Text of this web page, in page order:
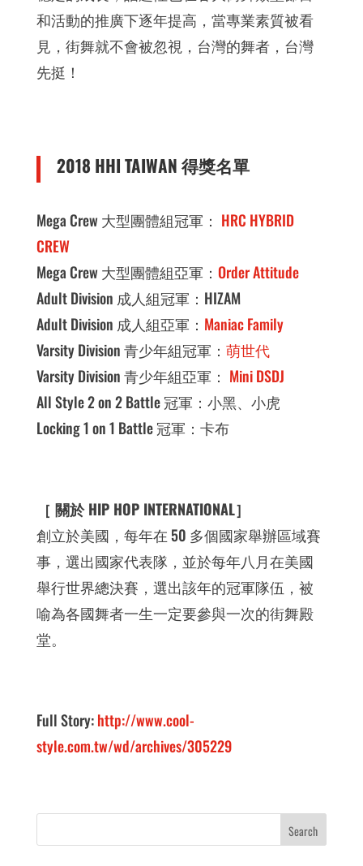
和活動的推廣下逐年提高，當專業素質被看
見，街舞就不會被忽視，台灣的舞者，台灣
先挺！
2018 HHI TAIWAN 得獎名單
Mega Crew 大型團體組冠軍： HRC HYBRID
CREW
Mega Crew 大型團體組亞軍： Order Attitude
Adult Division 成人組冠軍：HIZAM
Adult Division 成人組亞軍： Maniac Family
Varsity Division 青少年組冠軍： 萌世代
Varsity Division 青少年組亞軍： Mini DSDJ
All Style 2 on 2 Battle 冠軍：小黑、小虎
Locking 1 on 1 Battle 冠軍：卡布
［ 關於 HIP HOP INTERNATIONAL］
創立於美國，每年在 50 多個國家舉辦區域賽
事，選出國家代表隊，並於每年八月在美國
舉行世界總決賽，選出該年的冠軍隊伍，被
喻為各國舞者一生一定要參與一次的街舞殿
堂。
Full Story:http://www.cool-
style.com.tw/wd/archives/305229